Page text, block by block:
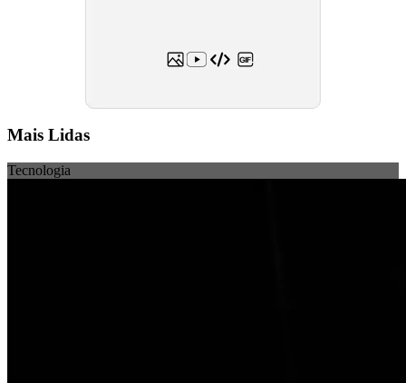
Mais Lidas
Tecnologia